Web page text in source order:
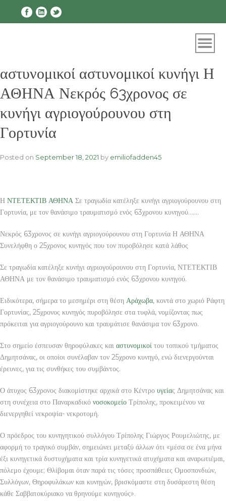
αστυνομικοί αστυνομικοί κυνήγι Η
ΑΘΗΝΑ Νεκρός 63χρονος σε
κυνήγι αγριογούρουνου στη
Γορτυνία
Posted on September 18, 2021 by emiliofadden45
Η ΝΤΕΤΕΚΤΙΒ ΑΘΗΝΑ Σε τραγωδία κατέληξε κυνήγι αγριογούρουνου στη
Γορτυνία, με τον θανάσιμο τραυματισμό ενός 63χρονου κυνηγού…….
Νεκρός 63χρονος σε κυνήγι αγριογούρουνου στη Γορτυνία Η ΑΘΗΝΑ
Συνελήφθη ο 25χρονος κυνηγός που τον πυροβόλησε κατά λάθος
Σε τραγωδία κατέληξε κυνήγι αγριογούρουνου στη Γορτυνία, ΝΤΕΤΕΚΤΙΒ
ΑΘΗΝΑ με τον θανάσιμο τραυματισμό ενός 63χρονου κυνηγού.
Ειδικότερα, σήμερα το μεσημέρι στη θέση Αράχωβα, κοντά στο χωριό Ράφτη
Γορτυνίας, 25χρονος κυνηγός πυροβόλησε στα τυφλά, νομίζοντας πως
πρόκειται για αγριογούρουνο και τραυμάτισε θανάσιμα τον 63χρονο.
Στο σημείο έσπευσαν θηροφύλακες και αστυνομικοί του τοπικού τμήματος
Δημητσάνας, οι οποίοι συνέλαβαν τον 25χρονο κυνηγό, ενώ διενεργούνται
έρευνες, για τις συνθήκες του συμβάντος.
Ο άτυχος 63χρονος διακομίστηκε αρχικά στο Κέντρο υγείας Δημητσάνας και
στη συνέχεια στο Παναρκαδικό νοσοκομείο Τρίπολης, προκειμένου να
διενεργηθεί νεκροψία- νεκροτομή.
Ο πρόεδρος του κυνηγητικού συλλόγου Τρίπολης Γιώργος Ρουμελιώτης, με
αφορμή το τραγικό συμβάν, σημειώνει μεταξύ άλλων ότι «μέσα σε ένα μήνα
έξι κυνηγετικά δυστυχήματα και τρία κυνηγετικά ατυχήματα και αναρωτιέμαι,
πόλεμο έχουμε; Θλίβομαι όταν παρά τις τόσες προσπάθειες Ομοσπονδιών,
Συλλόγων, Θηροφυλάκων και κυνηγών, βρισκόμαστε στη δυσάρεστη θέση
κάθε Σαββατοκύριακο να θρηνούμε κυνηγούς».